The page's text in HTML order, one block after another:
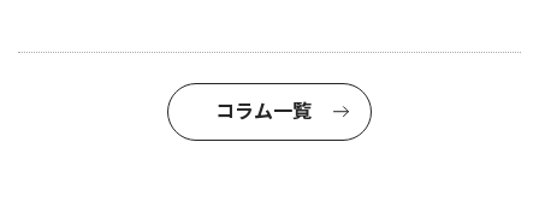
コラム一覧